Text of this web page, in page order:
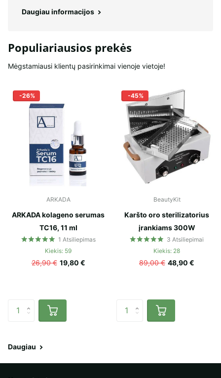
Daugiau informacijos
Populiariausios prekės
Mėgstamiausi klientų pasirinkimai vienoje vietoje!
-26%
ARKADA
ARKADA kolageno serumas
TC16, 11 ml
1 Atsiliepimas
Kiekis: 59
26,90 € 19,80 €
-45%
BeautyKit
Karšto oro sterilizatorius
įrankiams 300W
3 Atsiliepimai
Kiekis: 28
89,00 € 48,90 €
Daugiau